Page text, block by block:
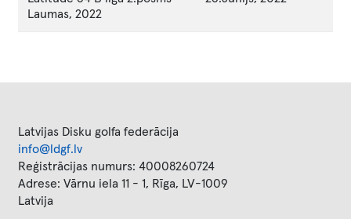
Laumas, 2022
Latvijas Disku golfa federācija
info@ldgf.lv
Reģistrācijas numurs: 40008260724
Adrese: Vārnu iela 11 - 1, Rīga, LV-1009
Latvija